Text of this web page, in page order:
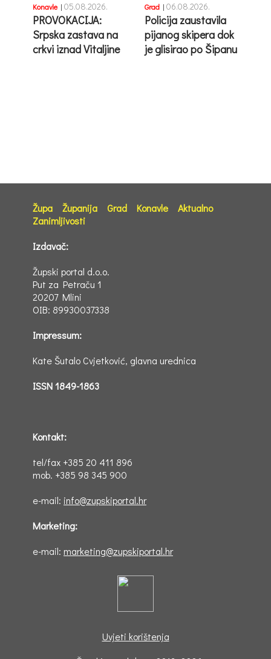
Konavle | 05.08.2026.
PROVOKACIJA:
Srpska zastava na
crkvi iznad Vitaljine
Grad | 06.08.2026.
Policija zaustavila
pijanog skipera dok
je glisirao po Šipanu
Župa Županija Grad Konavle
Aktualno
Zanimljivosti
Izdavač:
Župski portal d.o.o.
Put za Petraču 1
20207 Mlini
OIB: 89930037338
Impressum:
Kate Šutalo Cvjetković, glavna urednica
ISSN 1849-1863
Kontakt:
tel/fax +385 20 411 896
mob. +385 98 345 900
e-mail: info@zupskiportal.hr
Marketing:
e-mail: marketing@zupskiportal.hr
Uvjeti korištenja